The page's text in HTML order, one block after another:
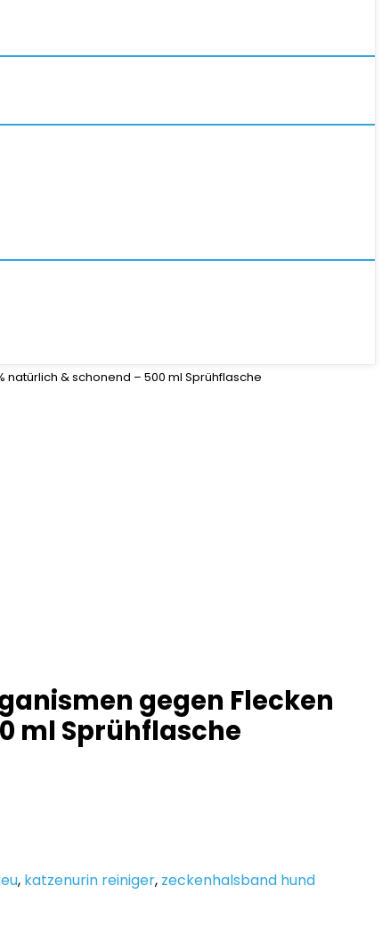
natürlich & schonend – 500 ml Sprühflasche
gegen Flecken
ml Sprühflasche
, katzenurin reiniger, zeckenhalsband hund